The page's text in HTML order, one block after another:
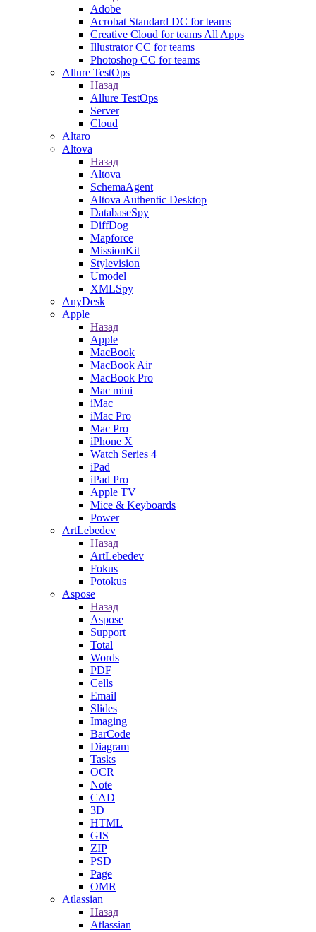
Adobe
Acrobat Standard DC for teams
Creative Cloud for teams All Apps
Illustrator CC for teams
Photoshop CC for teams
Allure TestOps
Назад
Allure TestOps
Server
Cloud
Altaro
Altova
Назад
Altova
SchemaAgent
Altova Authentic Desktop
DatabaseSpy
DiffDog
Mapforce
MissionKit
Stylevision
Umodel
XMLSpy
AnyDesk
Apple
Назад
Apple
MacBook
MacBook Air
MacBook Pro
Mac mini
iMac
iMac Pro
Mac Pro
iPhone X
Watch Series 4
iPad
iPad Pro
Apple TV
Mice & Keyboards
Power
ArtLebedev
Назад
ArtLebedev
Fokus
Potokus
Aspose
Назад
Aspose
Support
Total
Words
PDF
Cells
Email
Slides
Imaging
BarCode
Diagram
Tasks
OCR
Note
CAD
3D
HTML
GIS
ZIP
PSD
Page
OMR
Atlassian
Назад
Atlassian